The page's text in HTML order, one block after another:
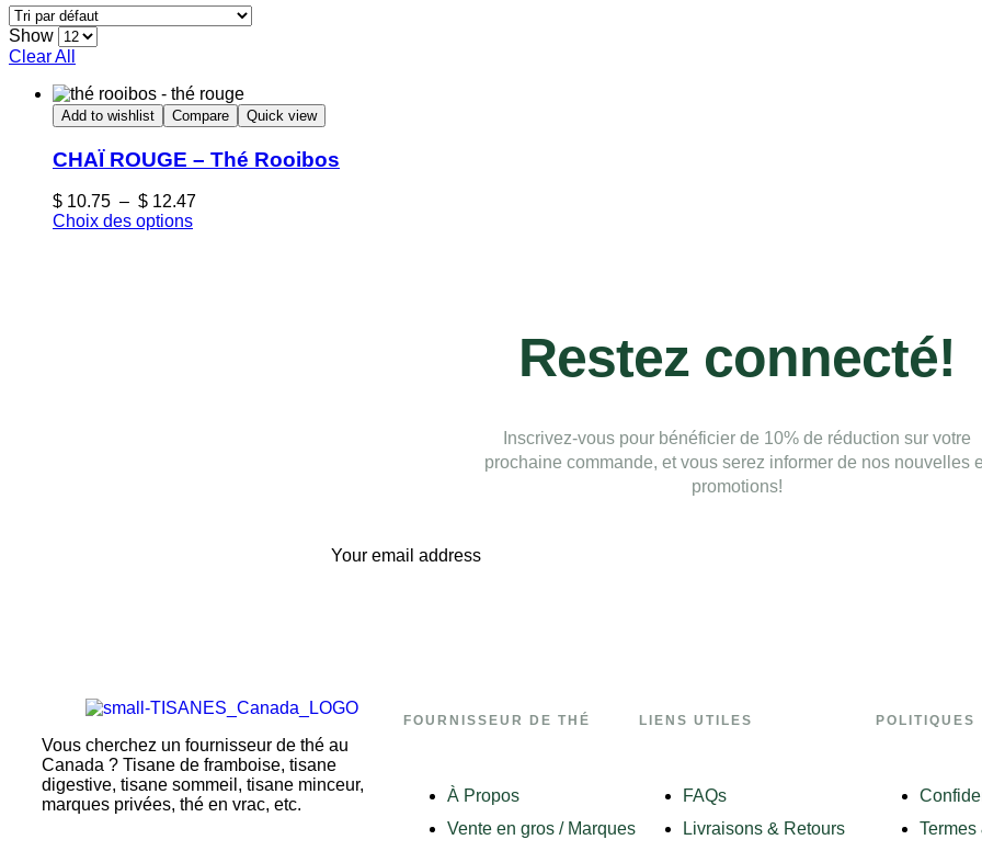
Show
Clear All
Add to wishlist Compare Quick view
CHAÏ ROUGE – Thé Rooibos
$ 10.75 – $ 12.47
Choix des options
Restez connecté!
Inscrivez-vous pour bénéficier de 10% de réduction sur votre
prochaine commande, et vous serez informer de nos nouvelles
promotions!
Vous cherchez un fournisseur de thé au
Canada ? Tisane de framboise, tisane
digestive, tisane sommeil, tisane minceur,
marques privées, thé en vrac, etc.
FOURNISSEUR DE THÉ
À Propos
Vente en gros / Marques
LIENS UTILES
FAQs
Livraisons & Retours
POLITIQUES